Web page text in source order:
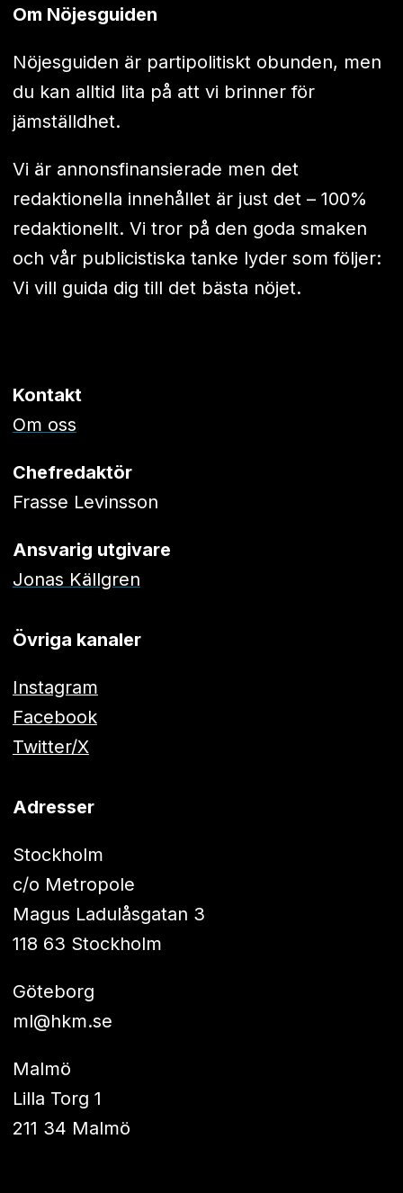
Om Nöjesguiden
Nöjesguiden är partipolitiskt obunden, men
du kan alltid lita på att vi brinner för
jämställdhet.
Vi är annonsfinansierade men det
redaktionella innehållet är just det – 100%
redaktionellt. Vi tror på den goda smaken
och vår publicistiska tanke lyder som följer:
Vi vill guida dig till det bästa nöjet.
Kontakt
Om oss
Chefredaktör
Frasse Levinsson
Ansvarig utgivare
Jonas Källgren
Övriga kanaler
Instagram
Facebook
Twitter/X
Adresser
Stockholm
c/o Metropole
Magus Ladulåsgatan 3
118 63 Stockholm
Göteborg
ml@hkm.se
Malmö
Lilla Torg 1
211 34 Malmö